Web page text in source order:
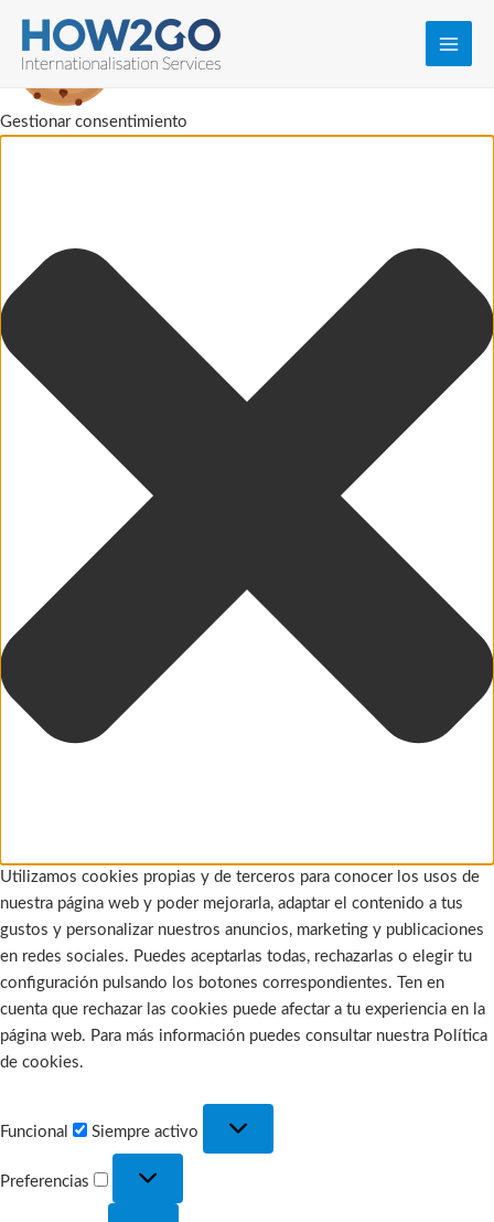
Gestionar consentimiento
Utilizamos cookies propias y de terceros para conocer los usos de
nuestra página web y poder mejorarla, adaptar el contenido a tus
gustos y personalizar nuestros anuncios, marketing y publicaciones
en redes sociales. Puedes aceptarlas todas, rechazarlas o elegir tu
configuración pulsando los botones correspondientes. Ten en
cuenta que rechazar las cookies puede afectar a tu experiencia en la
página web. Para más información puedes consultar nuestra Política
de cookies.
Funcional Siempre activo
Preferencias
Main